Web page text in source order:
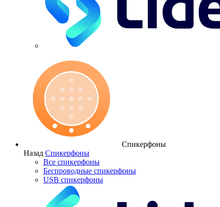
Спикерфоны
Назад Спикерфоны
Все спикерфоны
Беспроводные спикерфоны
USB спикерфоны